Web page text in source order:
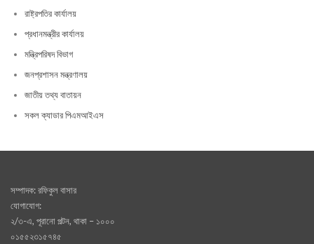
রাষ্ট্রপতির কার্যালয়
প্রধানমন্ত্রীর কার্যালয়
মন্ত্রিপরিষদ বিভাগ
জনপ্রশাসন মন্ত্রণালয়
জাতীয় তথ্য বাতায়ন
সকল ক্যাডার পিএমআইএস
সম্পাদক: রফিকুল বাসার
যোগাযোগ:
২/৩-এ, পূরানো পল্টন, থাকা – ১০০০
০১৫৫২৩১৫৭৪৫